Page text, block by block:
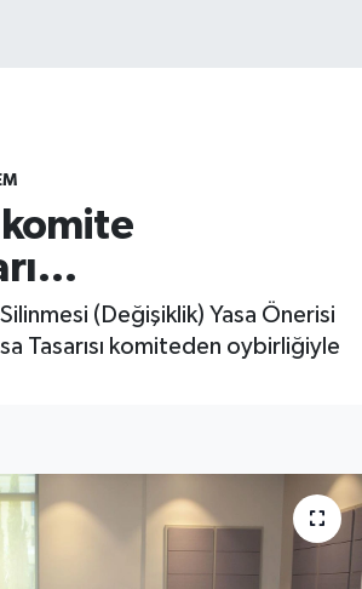
Silinmesi (Değişiklik) Yasa Önerisi
Tasarısı komiteden oybirliğiyle